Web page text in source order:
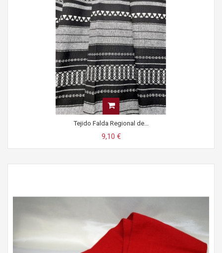
Tejido Falda Regional de...
9,10 €